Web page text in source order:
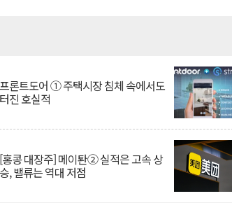
프론트도어 ① 주택시장 침체 속에서도
터진 호실적
[홍콩 대장주] 메이퇀② 실적은 고속 상
승, 밸류는 역대 저점